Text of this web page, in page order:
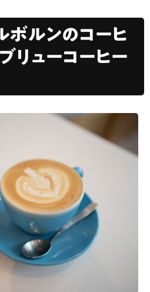
ボルンのコーヒ
リューコーヒー